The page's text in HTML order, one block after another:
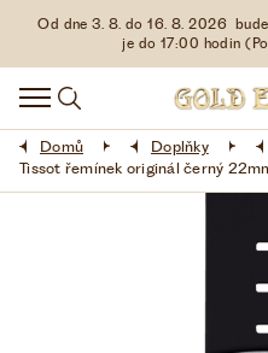
Od dne 3. 8. do 16. 8. 2026
je do 17:00 hodin
HODINKY
DOPLŇKY
ŠPERKY
LIMITOVANÉ EDICE
Domů Doplňky
Tissot řemínek originál černý